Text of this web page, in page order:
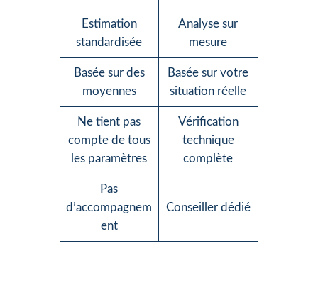
Estimation
standardisée
Analyse sur
mesure
Basée sur des
moyennes
Basée sur votre
situation réelle
Ne tient pas
compte de tous
les paramètres
Vérification
technique
complète
Pas
d’accompagnem
ent
Conseiller dédié